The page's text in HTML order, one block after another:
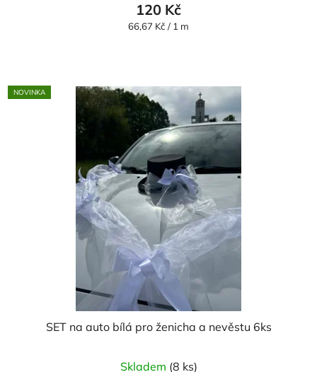
120 Kč
Měrná
66,67 Kč / 1 m
NOVINKA
SET na auto bílá pro ženicha a nevěstu 6ks
Skladem (8 ks)